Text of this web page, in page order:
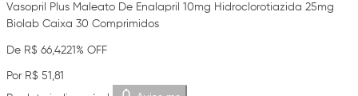
Vasopril Plus Maleato De Enalapril 10mg Hidroclorotiazida 25mg
Biolab Caixa 30 Comprimidos
De R$ 66,4221% OFF
Por R$ 51,81